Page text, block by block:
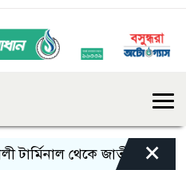
থেকে জাতীয় গ্রিডে×